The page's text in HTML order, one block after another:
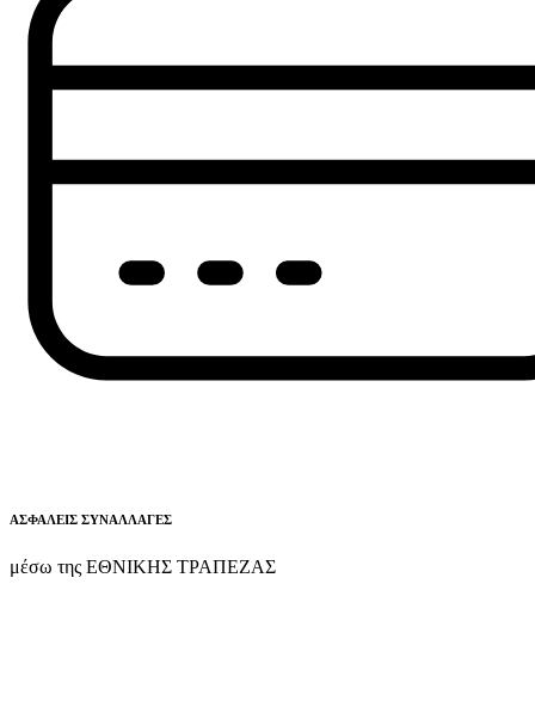
ΑΣΦΑΛΕΙΣ ΣΥΝΑΛΛΑΓΕΣ
μέσω της ΕΘΝΙΚΗΣ ΤΡΑΠΕΖΑΣ